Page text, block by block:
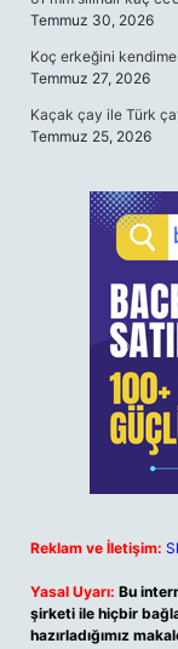
Temmuz 30, 2026
Koç erkeğini kendime
Temmuz 27, 2026
Kaçak çay ile Türk
Temmuz 25, 2026
Reklam ve İletişim:
Yasal Uyarı: Bu
şirketi ile hiçbir
hazırladığımız